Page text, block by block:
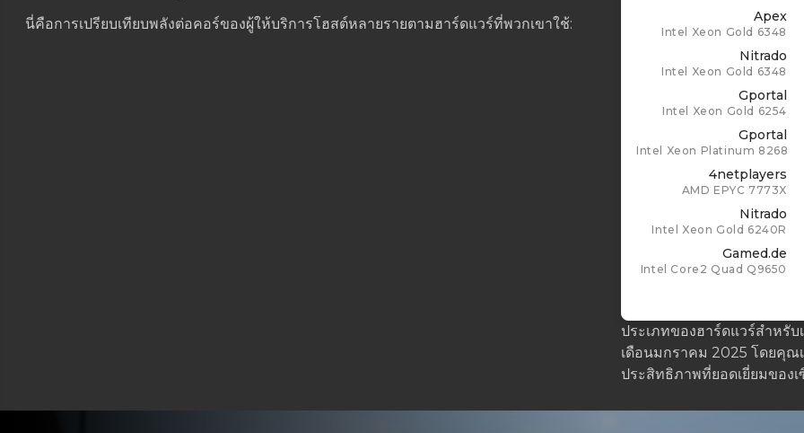
นี่คือการเปรียบเทียบพลังต่อคอร์ของผู้ให้บริการโฮสต์หลายรายตามฮาร์ดแวร์ที่พวกเขาใช้: Apex
Intel Xeon Gold 6348
Nitrado
Intel Xeon Gold 6348
Gportal
Intel Xeon Gold 6254
Gportal
Intel Xeon Platinum 8268
4netplayers
AMD EPYC 7773X
Nitrado
Intel Xeon Gold 6240R
Gamed.de
Intel Core2 Quad Q9650
ประเภทของฮาร์ดแวร์สำหรับ
เดือนมกราคม 2025 โดยคุ
ประสิทธิภาพที่ยอดเยี่ยมของเ